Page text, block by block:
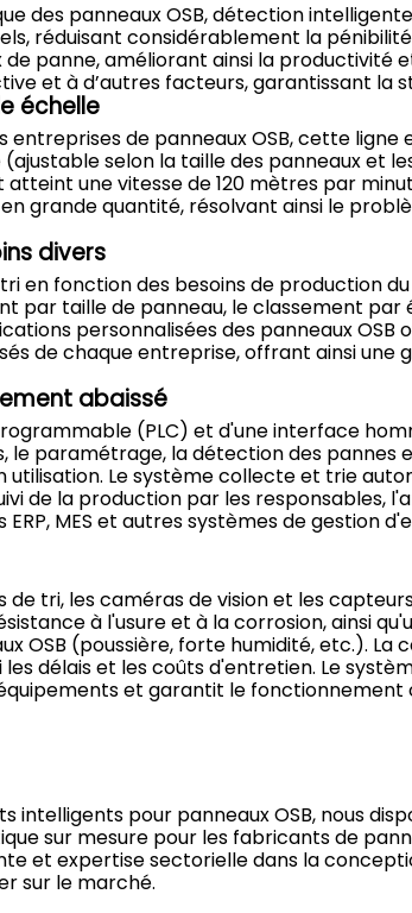
des panneaux OSB, détection
réduisant considérablement la
panne, améliorant ainsi la productivité
et à d’autres facteurs, garantissant la
échelle
de panneaux OSB, cette
selon la taille des panneaux et
une vitesse de 120 mètres par
grande quantité, résolvant ainsi le
divers
fonction des besoins de production
taille de panneau, le classement
personnalisées des panneaux OSB
de chaque entreprise, offrant ainsi
abaissé
(PLC) et d'une interface
paramétrage, la détection des pannes
Le système collecte et trie
de la production par les responsables,
MES et autres systèmes de gestion
tri, les caméras de vision et les
à l'usure et à la corrosion, ainsi
OSB (poussière, forte humidité, etc.).
délais et les coûts d'entretien. Le
et garantit le
pour panneaux OSB, nous
sur mesure pour les fabricants de
et expertise sectorielle dans la
sur le marché.